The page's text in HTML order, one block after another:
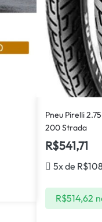
Pneu Pirelli
200 Strada
R$541,71
5x de R$
R$514,62